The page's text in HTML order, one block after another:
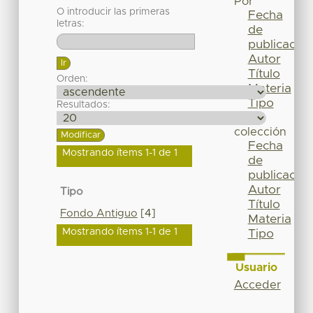
O introducir las primeras
letras:
Orden:
Resultados:
Mostrando ítems 1-1 de 1
Tipo
Fondo Antiguo [4]
Mostrando ítems 1-1 de 1
Fecha
de
publicación
Autor
Título
Materia
Tipo
colección
Fecha
de
publicación
Autor
Título
Materia
Tipo
Usuario
Acceder